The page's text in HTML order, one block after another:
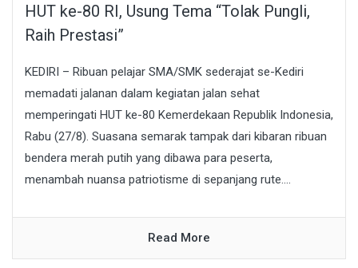
HUT ke-80 RI, Usung Tema “Tolak Pungli,
Raih Prestasi”
KEDIRI – Ribuan pelajar SMA/SMK sederajat se-Kediri
memadati jalanan dalam kegiatan jalan sehat
memperingati HUT ke-80 Kemerdekaan Republik Indonesia,
Rabu (27/8). Suasana semarak tampak dari kibaran ribuan
bendera merah putih yang dibawa para peserta,
menambah nuansa patriotisme di sepanjang rute....
Read More